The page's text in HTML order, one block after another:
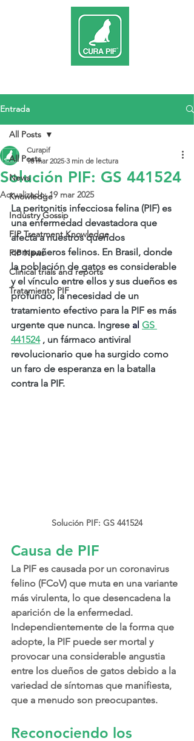
Entrada
All Posts
News
Knowledge
Industry Gossip
FIP Treatment Knowledge
FIP News
Clinical trials and reports
Tratamiento PIF
All Posts
Solución PIF: GS 441524
Curapif
18 mar 2025 3 min de lectura
Actualizado:19 mar 2025
La peritonitis infecciosa felina (PIF) es
una enfermedad devastadora que
afecta a nuestros queridos
compañeros felinos. En Brasil, donde
la población de gatos es considerable
y el vínculo entre ellos y sus dueños es
profundo, la necesidad de un
tratamiento efectivo para la PIF es más
urgente que nunca. Ingrese al GS
441524 , un fármaco antiviral
revolucionario que ha surgido como
un faro de esperanza en la batalla
contra la PIF.
Solución PIF: GS 441524
Causa de PIF
La PIF es causada por un coronavirus
felino (FCoV) que muta en una variante
más virulenta, lo que desencadena la
aparición de la enfermedad.
Independientemente de la forma que
adopte, la PIF puede ser mortal y
provocar una considerable angustia
entre los dueños de gatos debido a la
variedad de síntomas que manifiesta,
que a menudo son preocupantes.
Reconociendo los